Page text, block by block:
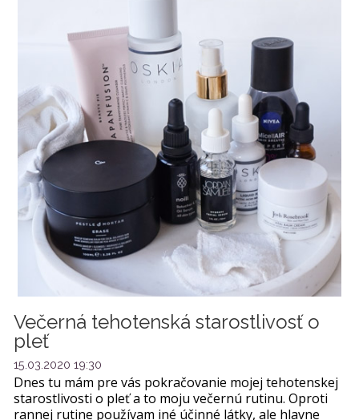
Večerná tehotenská starostlivosť o
pleť
15.03.2020 19:30
Dnes tu mám pre vás pokračovanie mojej tehotenskej
starostlivosti o pleť a to moju večernú rutinu. Oproti
rannej rutine používam iné účinné látky, ale hlavne